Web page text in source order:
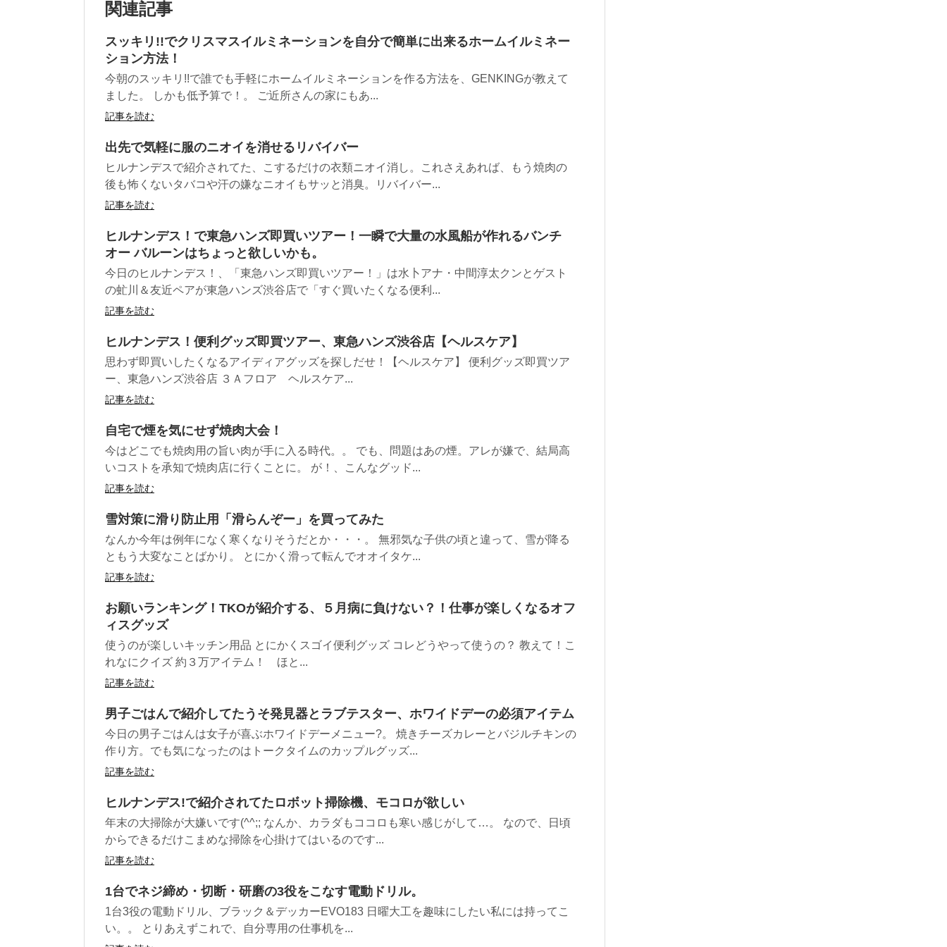
関連記事
スッキリ!!でクリスマスイルミネーションを自分で簡単に出来るホームイルミネー
ション方法！
今朝のスッキリ!!で誰でも手軽にホームイルミネーションを作る方法を、GENKINGが教えて
ました。 しかも低予算で！。 ご近所さんの家にもあ...
記事を読む
出先で気軽に服のニオイを消せるリバイバー
ヒルナンデスで紹介されてた、こするだけの衣類ニオイ消し。これさえあれば、もう焼肉の
後も怖くないタバコや汗の嫌なニオイもサッと消臭。リバイバー...
記事を読む
ヒルナンデス！で東急ハンズ即買いツアー！一瞬で大量の水風船が作れるバンチ
オー バルーンはちょっと欲しいかも。
今日のヒルナンデス！、「東急ハンズ即買いツアー！」は水卜アナ・中間淳太クンとゲスト
の虻川＆友近ペアが東急ハンズ渋谷店で「すぐ買いたくなる便利...
記事を読む
ヒルナンデス！便利グッズ即買ツアー、東急ハンズ渋谷店【ヘルスケア】
思わず即買いしたくなるアイディアグッズを探しだせ！【ヘルスケア】 便利グッズ即買ツア
ー、東急ハンズ渋谷店 ３Ａフロア ヘルスケア...
記事を読む
自宅で煙を気にせず焼肉大会！
今はどこでも焼肉用の旨い肉が手に入る時代。。 でも、問題はあの煙。アレが嫌で、結局高
いコストを承知で焼肉店に行くことに。 が！、こんなグッド...
記事を読む
雪対策に滑り防止用「滑らんぞー」を買ってみた
なんか今年は例年になく寒くなりそうだとか・・・。 無邪気な子供の頃と違って、雪が降る
ともう大変なことばかり。 とにかく滑って転んでオオイタケ...
記事を読む
お願いランキング！TKOが紹介する、５月病に負けない？！仕事が楽しくなるオフ
ィスグッズ
使うのが楽しいキッチン用品 とにかくスゴイ便利グッズ コレどうやって使うの？ 教えて！こ
れなにクイズ 約３万アイテム！ ほと...
記事を読む
男子ごはんで紹介してたうそ発見器とラブテスター、ホワイドデーの必須アイテム
今日の男子ごはんは女子が喜ぶホワイドデーメニュー?。 焼きチーズカレーとバジルチキンの
作り方。でも気になったのはトークタイムのカップルグッズ...
記事を読む
ヒルナンデス!で紹介されてたロボット掃除機、モコロが欲しい
年末の大掃除が大嫌いです(^^;; なんか、カラダもココロも寒い感じがして…。 なので、日頃
からできるだけこまめな掃除を心掛けてはいるのです...
記事を読む
1台でネジ締め・切断・研磨の3役をこなす電動ドリル。
1台3役の電動ドリル、ブラック＆デッカーEVO183 日曜大工を趣味にしたい私には持ってこ
い。。 とりあえずこれで、自分専用の仕事机を...